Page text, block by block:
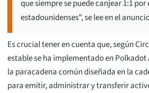
que siempre se puede canjear 1:1
estadounidenses", se lee en el
Es crucial tener en cuenta que, según
estable se ha implementado en Polkadot
la paracadena común diseñada en la
para emitir, administrar y transferir